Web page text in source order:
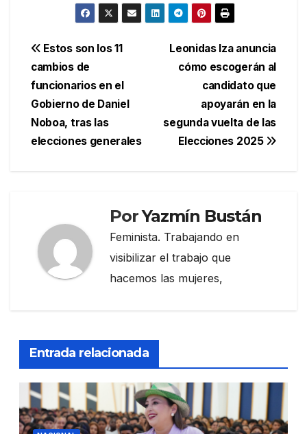
Navegación
de
entradas
Leonidas Iza anuncia
cómo escogerán al
candidato que
apoyarán en la
segunda vuelta de las
Elecciones 2025
Estos son los 11
cambios de
funcionarios en el
Gobierno de Daniel
Noboa, tras las
elecciones generales
PorYazmín Bustán
Feminista. Trabajando en
visibilizar el trabajo que
hacemos las mujeres,
Entrada relacionada